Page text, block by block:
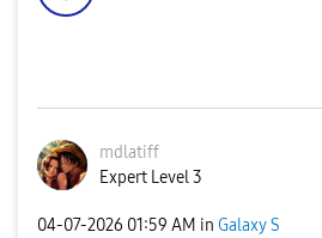
mdlatiff
Expert Level 3
‎04-07-2026 01:59 AM in Galaxy S